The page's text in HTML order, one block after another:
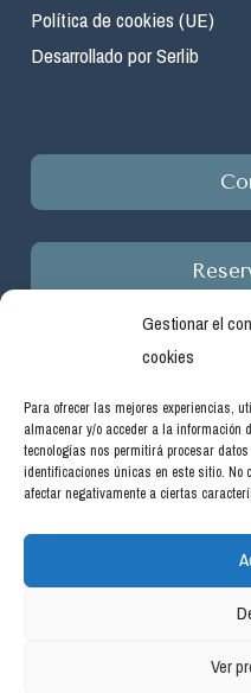
Gestionar el
cookies
Para ofrecer las mejores experiencias,
almacenar y/o acceder a la información
tecnologías nos permitirá procesar
identificaciones únicas en este sitio. No
afectar negativamente a ciertas
Ver
Política de cookies (UE)
Desarrollado por Serlib
Empresa beneficiaria de
ligados al autoconsumo y
energía renovable, así como
térmicos renovables en el
Plan de Recuperación,